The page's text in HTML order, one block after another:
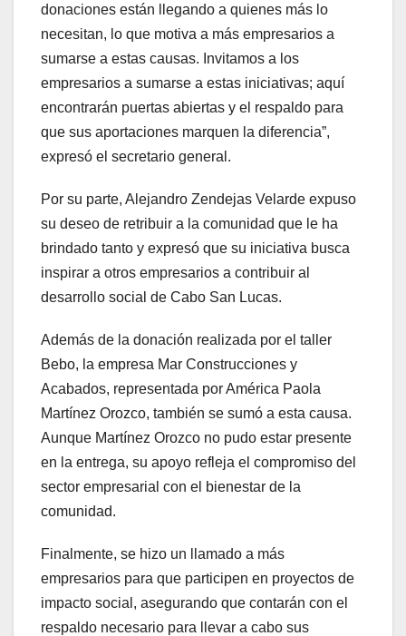
donaciones están llegando a quienes más lo
necesitan, lo que motiva a más empresarios a
sumarse a estas causas. Invitamos a los
empresarios a sumarse a estas iniciativas; aquí
encontrarán puertas abiertas y el respaldo para
que sus aportaciones marquen la diferencia”,
expresó el secretario general.
Por su parte, Alejandro Zendejas Velarde expuso
su deseo de retribuir a la comunidad que le ha
brindado tanto y expresó que su iniciativa busca
inspirar a otros empresarios a contribuir al
desarrollo social de Cabo San Lucas.
Además de la donación realizada por el taller
Bebo, la empresa Mar Construcciones y
Acabados, representada por América Paola
Martínez Orozco, también se sumó a esta causa.
Aunque Martínez Orozco no pudo estar presente
en la entrega, su apoyo refleja el compromiso del
sector empresarial con el bienestar de la
comunidad.
Finalmente, se hizo un llamado a más
empresarios para que participen en proyectos de
impacto social, asegurando que contarán con el
respaldo necesario para llevar a cabo sus